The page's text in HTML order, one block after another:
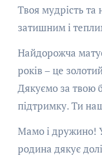
Твоя мудрість та
затишним і
Найдорожча
років – це
Дякуємо за твою
підтримку. Ти
Мамо і дружино!
родина дякує